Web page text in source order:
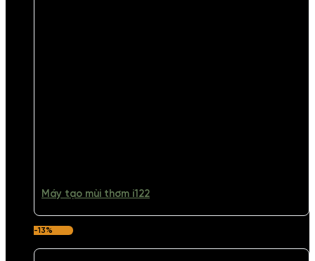
Máy tạo mùi thơm i122
-13%